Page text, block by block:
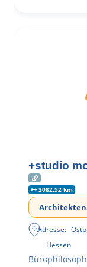
+studio
3082.52 km
Adresse:
Hessen